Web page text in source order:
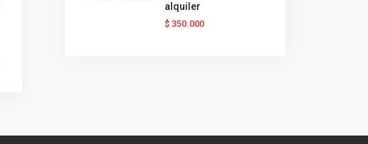
alquiler
$ 350.000